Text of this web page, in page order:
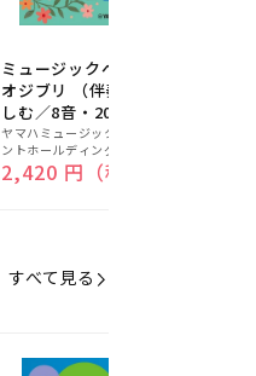
ミュージックベルでスタジ
オジブリ （伴奏音源と楽
しむ／8音・20音ベル対応
／ドレミふりがな付）
販
売
元:
ヤマハミュージックエンタテインメ
ントホールディングス
通常価格
2,420 円（税込）
すべて見る